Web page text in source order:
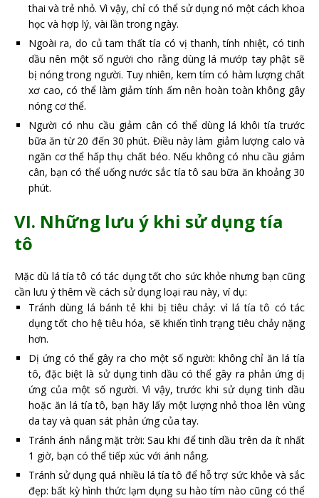
thai và trẻ nhỏ. Vì vậy, chỉ có thể sử dụng nó một cách khoa
học và hợp lý, vài lần trong ngày.
Ngoài ra, do củ tam thất tía có vị thanh, tính nhiệt, có tinh
dầu nên một số người cho rằng dùng lá mướp tay phật sẽ
bị nóng trong người. Tuy nhiên, kem tím có hàm lượng chất
xơ cao, có thể làm giảm tính ấm nên hoàn toàn không gây
nóng cơ thể.
Người có nhu cầu giảm cân có thể dùng lá khôi tía trước
bữa ăn từ 20 đến 30 phút. Điều này làm giảm lượng calo và
ngăn cơ thể hấp thụ chất béo. Nếu không có nhu cầu giảm
cân, bạn có thể uống nước sắc tía tô sau bữa ăn khoảng 30
phút.
VI. Những lưu ý khi sử dụng tía
tô
Mặc dù lá tía tô có tác dụng tốt cho sức khỏe nhưng bạn cũng
cần lưu ý thêm về cách sử dụng loại rau này, ví dụ:
Tránh dùng lá bánh tẻ khi bị tiêu chảy: vì lá tía tô có tác
dụng tốt cho hệ tiêu hóa, sẽ khiến tình trạng tiêu chảy nặng
hơn.
Dị ứng có thể gây ra cho một số người: không chỉ ăn lá tía
tô, đặc biệt là sử dụng tinh dầu có thể gây ra phản ứng dị
ứng của một số người. Vì vậy, trước khi sử dụng tinh dầu
hoặc ăn lá tía tô, bạn hãy lấy một lượng nhỏ thoa lên vùng
da tay và quan sát phản ứng của tay.
Tránh ánh nắng mặt trời: Sau khi để tinh dầu trên da ít nhất
1 giờ, bạn có thể tiếp xúc với ánh nắng.
Tránh sử dụng quá nhiều lá tía tô để hỗ trợ sức khỏe và sắc
đẹp: bất kỳ hình thức lạm dụng su hào tím nào cũng có thể